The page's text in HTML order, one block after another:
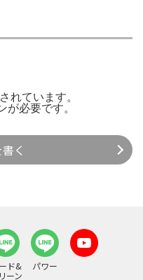
れています。
が必要です。
く
ド&
ーン
パワー